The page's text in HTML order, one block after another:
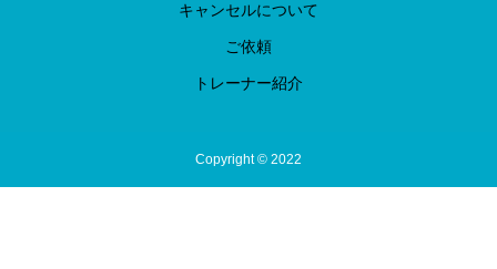
キャンセルについて
ご依頼
トレーナー紹介
Copyright © 2022